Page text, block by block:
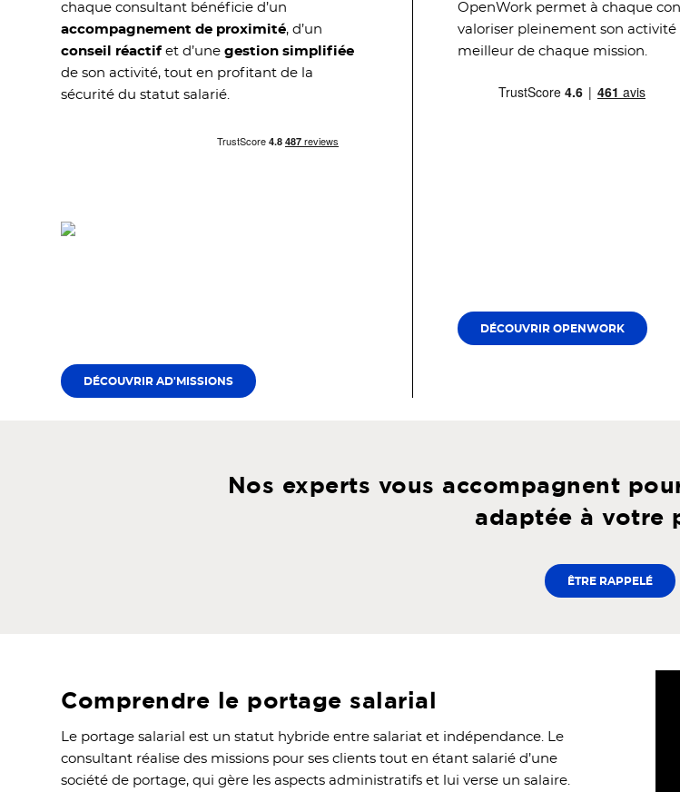
chaque consultant bénéficie d’un
accompagnement de proximité, d’un
conseil réactif et d’unegestion simplifiée
de son activité, tout en profitant de la
sécurité du statut salarié.
DÉCOUVRIR AD'MISSIONS
OpenWork permet à chaque
valoriser pleinement son
meilleur de chaque mission.
DÉCOUVRIR OPENWORK
Nos experts vous accompagnent
adaptée à votre
ÊTRE RAPPELÉ
Comprendre le portage salarial
Le portage salarial est un statut hybride entre salariat et indépendance. Le
consultant réalise des missions pour ses clients tout en étant salarié d’une
société de portage, qui gère les aspects administratifs et lui verse un salaire.